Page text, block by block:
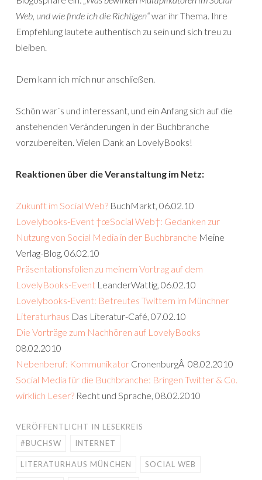
Web, und wie finde ich die Richtigen“war ihr Thema. Ihre
Empfehlung lautete authentisch zu sein und sich treu zu
bleiben.
Dem kann ich mich nur anschließen.
Schön war´s und interessant, und ein Anfang sich auf die
anstehenden Veränderungen in der Buchbranche
vorzubereiten. Vielen Dank an LovelyBooks!
Reaktionen über die Veranstaltung im Netz:
Zukunft im Social Web? BuchMarkt, 06.02.10
Lovelybooks-Event †œSocial Web†: Gedanken zur
Nutzung von Social Media in der Buchbranche Meine
Verlag-Blog, 06.02.10
Präsentationsfolien zu meinem Vortrag auf dem
LovelyBooks-Event LeanderWattig, 06.02.10
Lovelybooks-Event: Betreutes Twittern im Münchner
Literaturhaus Das Literatur-Café, 07.02.10
Die Vorträge zum Nachhören auf LovelyBooks
08.02.2010
Nebenberuf: Kommunikator CronenburgÂ 08.02.2010
Social Media für die Buchbranche: Bringen Twitter & Co.
wirklich Leser? Recht und Sprache, 08.02.2010
VERÖFFENTLICHT IN LESEKREIS
#BUCHSW
INTERNET
LITERATURHAUS MÜNCHEN SOCIAL WEB